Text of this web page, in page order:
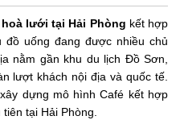
lưới tại Hải Phòng kết hợp
uống đang được nhiều chủ
nằm gần khu du lịch Đồ Sơn,
lượt khách nội địa và quốc tế.
dựng mô hình Café kết hợp
tại Hải Phòng.